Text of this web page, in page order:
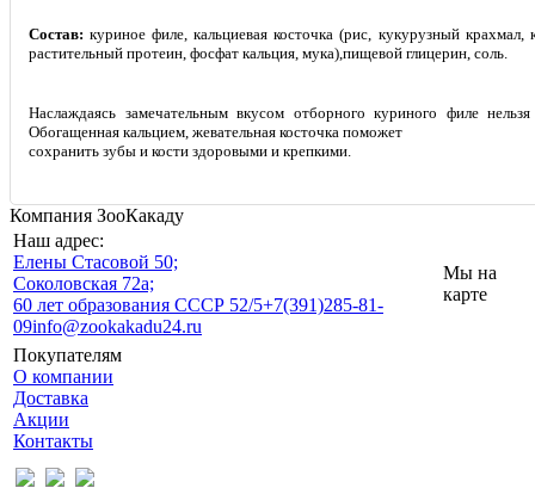
Состав: куриное филе, кальциевая косточка (рис, кукурузный крахмал,
растительный протеин, фосфат кальция, мука),пищевой глицерин, соль.
Наслаждаясь замечательным вкусом отборного куриного филе
Обогащенная кальцием, жевательная косточка поможет
сохранить зубы и кости здоровыми и крепкими.
Компания ЗооКакаду
Наш адрес:
Eлены Стасовой 50;
Соколовская 72а;
60 лет образования СССР 52/5+7(391)285-81-
09info@zookakadu24.ru
Мы на
карте
Покупателям
О компании
Доставка
Акции
Контакты